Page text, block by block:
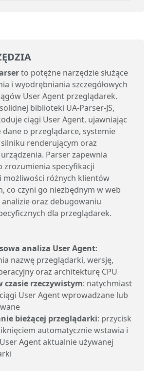
to potężne narzędzie służące
i wyodrębniania szczegółowych
User Agent przeglądarek.
biblioteki UA-Parser-JS,
ciągi User Agent, ujawniając
o przeglądarce, systemie
renderującym oraz
Parser zapewnia
zrozumienia specyfikacji
możliwości różnych klientów
co czyni go niezbędnym w web
oraz debugowaniu
dla przeglądarek.
analiza User Agent:
nazwę przeglądarki, wersję,
oraz architekturę CPU
czasie rzeczywistym: natychmiast
User Agent wprowadzane lub
bieżącej przeglądarki: przycisk
automatycznie wstawia i
Agent aktualnie używanej